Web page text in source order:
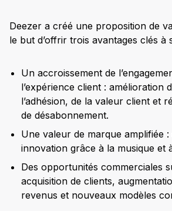
Deezer a créé une proposition de
le but d’offrir trois avantages clés à
Un accroissement de
l’expérience client : amélioration
l’adhésion, de la valeur client et
de désabonnement.
Une valeur de marque amplifiée
innovation grâce à la musique et
Des opportunités commerciales
acquisition de clients,
revenus et nouveaux modèles